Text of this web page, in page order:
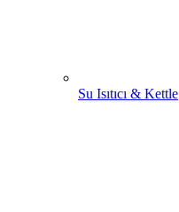
Su Isıtıcı & Kettle